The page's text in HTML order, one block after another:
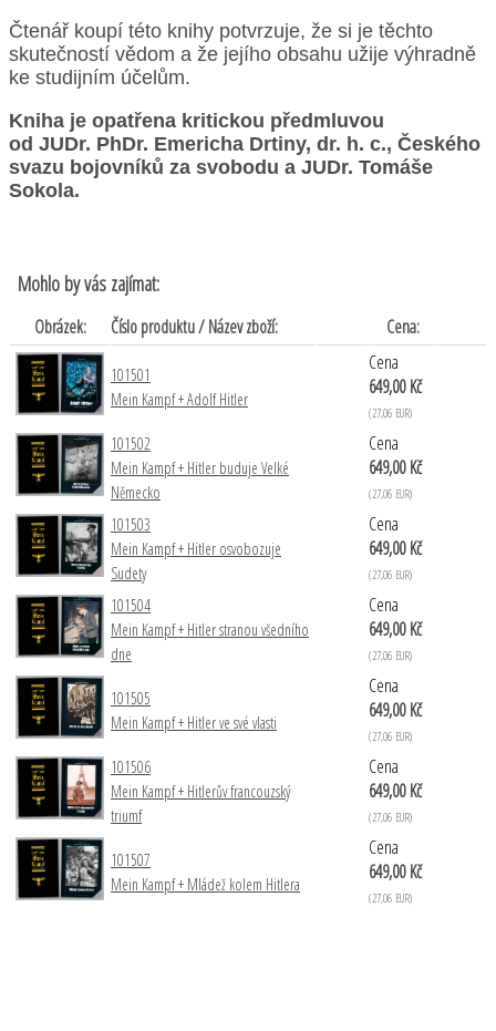
Čtenář koupí této knihy potvrzuje, že si je těchto
skutečností vědom a že jejího obsahu užije výhradně
ke studijním účelům.
Kniha je opatřena kritickou předmluvou
od JUDr. PhDr. Emericha Drtiny, dr. h. c., Českého
svazu bojovníků za svobodu a JUDr. Tomáše
Sokola.
Mohlo by vás zajímat:
Obrázek: Číslo produktu / Název zboží: Cena:
101501
Mein Kampf + Adolf Hitler
Cena
649,00 Kč
(27,06 EUR)
101502
Mein Kampf + Hitler buduje Velké
Německo
Cena
649,00 Kč
(27,06 EUR)
101503
Mein Kampf + Hitler osvobozuje
Sudety
Cena
649,00 Kč
(27,06 EUR)
101504
Mein Kampf + Hitler stranou všedního
dne
Cena
649,00 Kč
(27,06 EUR)
101505
Mein Kampf + Hitler ve své vlasti
Cena
649,00 Kč
(27,06 EUR)
101506
Mein Kampf + Hitlerův francouzský
triumf
Cena
649,00 Kč
(27,06 EUR)
101507
Mein Kampf + Mládež kolem Hitlera
Cena
649,00 Kč
(27,06 EUR)